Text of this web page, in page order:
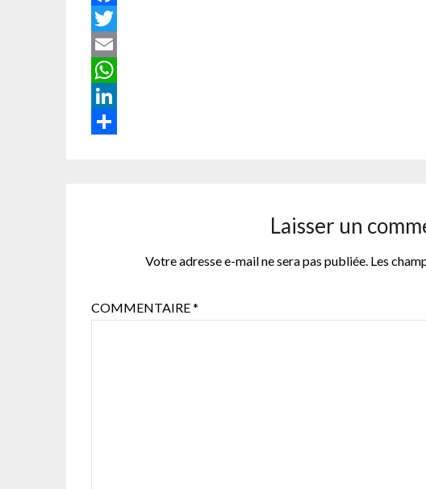
Facebook
Twitter
Email
WhatsApp
LinkedIn
Laisser un
Votre adresse e-mail ne sera pas publiée. Les
COMMENTAIRE*